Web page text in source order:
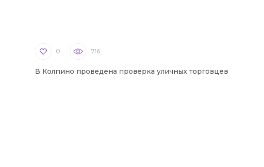
0 716
В Колпино проведена проверка уличных торговцев